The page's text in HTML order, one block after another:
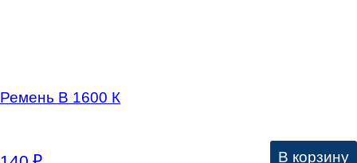
Ремень В 1600 К
В корзину